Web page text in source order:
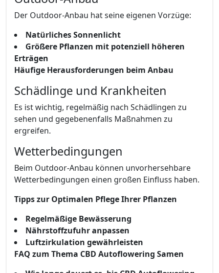
Der Outdoor-Anbau hat seine eigenen Vorzüge:
Natürliches Sonnenlicht
Größere Pflanzen mit potenziell höheren
Erträgen
Häufige Herausforderungen beim Anbau
Schädlinge und Krankheiten
Es ist wichtig, regelmäßig nach Schädlingen zu
sehen und gegebenenfalls Maßnahmen zu
ergreifen.
Wetterbedingungen
Beim Outdoor-Anbau können unvorhersehbare
Wetterbedingungen einen großen Einfluss haben.
Tipps zur Optimalen Pflege Ihrer Pflanzen
Regelmäßige Bewässerung
Nährstoffzufuhr anpassen
Luftzirkulation gewährleisten
FAQ zum Thema CBD Autoflowering Samen